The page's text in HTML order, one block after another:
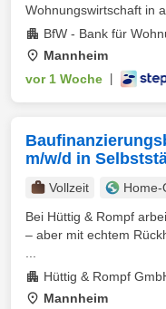
Wohnungswirtschaft in
BfW - Bank für
Mannheim
vor 1 Woche
m/w/d in
Vollzeit
Home-
Bei Hüttig & Rompf
– aber mit echtem
Hüttig & Rompf
Mannheim